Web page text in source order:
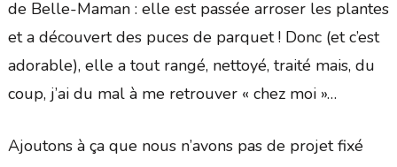
de Belle-Maman : elle est passée arroser les plantes
et a découvert des puces de parquet ! Donc (et c’est
adorable), elle a tout rangé, nettoyé, traité mais, du
coup, j’ai du mal à me retrouver « chez moi »…
Ajoutons à ça que nous n’avons pas de projet fixé